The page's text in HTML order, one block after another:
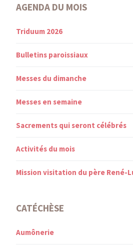
AGENDA DU MOIS
Triduum 2026
Bulletins paroissiaux
Messes du dimanche
Messes en semaine
Sacrements qui seront célébrés
Activités du mois
Mission visitation du père René-
CATÉCHÈSE
Aumônerie